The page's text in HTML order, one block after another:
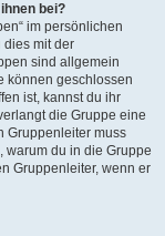
bei?
im persönlichen
dies mit der
sind allgemein
können geschlossen
ist, kannst du ihr
die Gruppe eine
Gruppenleiter muss
warum du in die Gruppe
Gruppenleiter, wenn er